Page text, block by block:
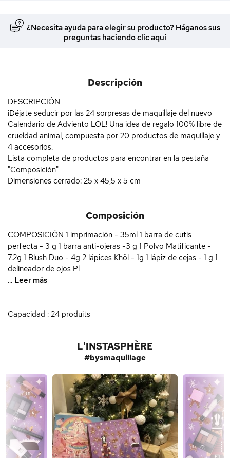
¿Necesita ayuda para elegir su producto? Háganos sus
preguntas haciendo clic aquí
Descripción
DESCRIPCIÓN
¡Déjate seducir por las 24 sorpresas de maquillaje del nuevo
Calendario de Adviento LOL! Una idea de regalo 100% libre de
crueldad animal, compuesta por 20 productos de maquillaje y
4 accesorios.
Lista completa de productos para encontrar en la pestaña
"Composición"
Dimensiones cerrado: 25 x 45,5 x 5 cm
Composición
COMPOSICIÓN 1 imprimación - 35ml 1 barra de cutis
perfecta - 3 g 1 barra anti-ojeras -3 g 1 Polvo Matificante -
7.2g 1 Blush Duo - 4g 2 lápices Khôl - 1g 1 lápiz de cejas - 1 g 1
delineador de ojos Pl
... Leer más
Capacidad : 24 produits
L'INSTASPHÈRE
#bysmaquillage